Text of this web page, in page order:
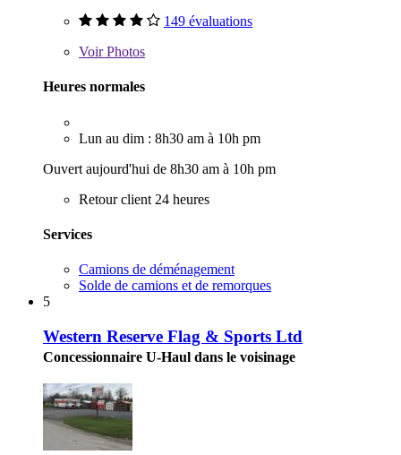
149 évaluations
VoirPhotos
Heures normales
Lun au dim : 8h30 am à 10h pm
Ouvert aujourd'hui de 8h30 am à 10h pm
Retour client 24 heures
Services
Camions de déménagement
Solde de camions et de remorques
5
Western Reserve Flag & Sports Ltd
Concessionnaire U-Haul dans le voisinage